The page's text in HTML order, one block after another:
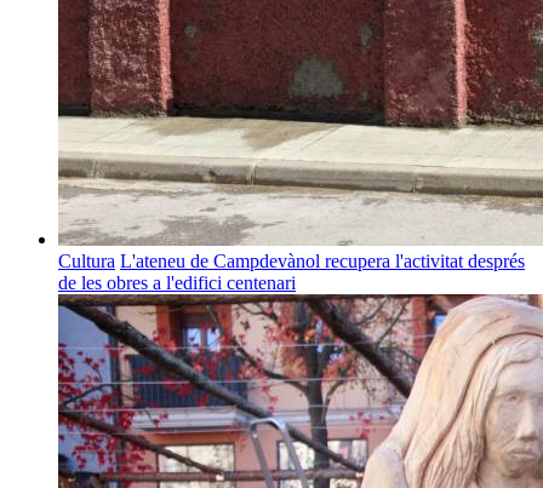
Cultura L'ateneu de Campdevànol recupera l'activitat després
de les obres a l'edifici centenari